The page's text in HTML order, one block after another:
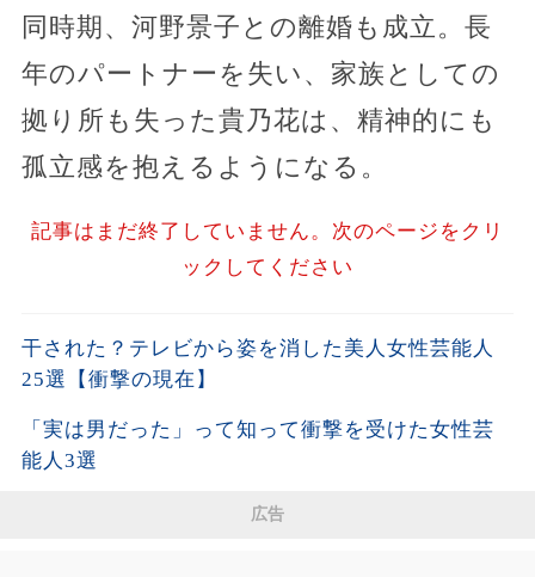
同時期、河野景子との離婚も成立。長
年のパートナーを失い、家族としての
拠り所も失った貴乃花は、精神的にも
孤立感を抱えるようになる。
記事はまだ終了していません。次のページをクリ
ックしてください
干された？テレビから姿を消した美人女性芸能人
25選【衝撃の現在】
「実は男だった」って知って衝撃を受けた女性芸
能人3選
広告